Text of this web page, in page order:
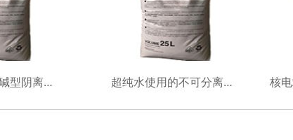
工业级均粒强碱型阴离子树脂 超纯水使用的不可分离均粒混床树脂